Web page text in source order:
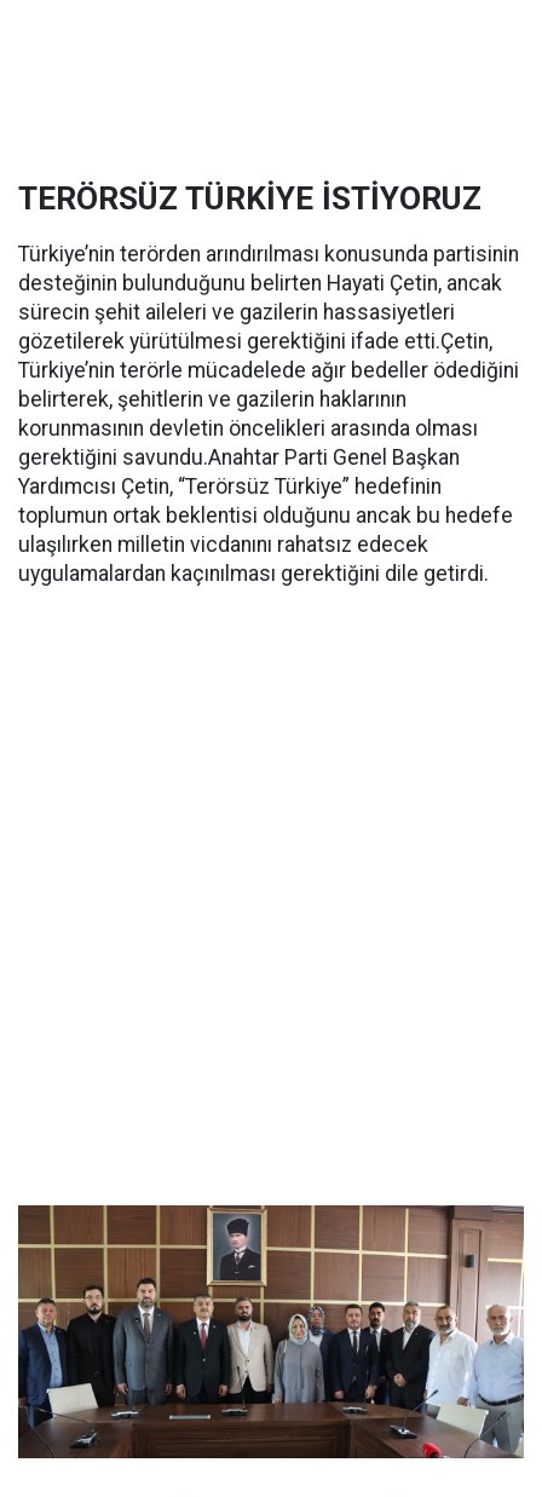
TERÖRSÜZ TÜRKİYE İSTİYORUZ
Türkiye’nin terörden arındırılması konusunda partisinin
desteğinin bulunduğunu belirten Hayati Çetin, ancak
sürecin şehit aileleri ve gazilerin hassasiyetleri
gözetilerek yürütülmesi gerektiğini ifade etti.Çetin,
Türkiye’nin terörle mücadelede ağır bedeller ödediğini
belirterek, şehitlerin ve gazilerin haklarının
korunmasının devletin öncelikleri arasında olması
gerektiğini savundu.Anahtar Parti Genel Başkan
Yardımcısı Çetin, “Terörsüz Türkiye” hedefinin
toplumun ortak beklentisi olduğunu ancak bu hedefe
ulaşılırken milletin vicdanını rahatsız edecek
uygulamalardan kaçınılması gerektiğini dile getirdi.